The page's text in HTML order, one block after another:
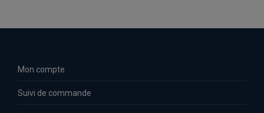
Mon compte
Suivi de commande